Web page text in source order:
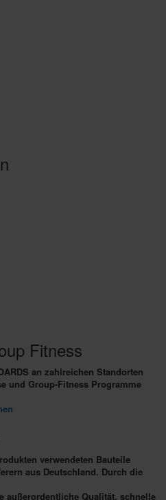
Fitness
an zahlreichen Standorten
und Group-Fitness Programme
verwendeten Bauteile
aus Deutschland. Durch die
außerordentliche Qualität, schnelle